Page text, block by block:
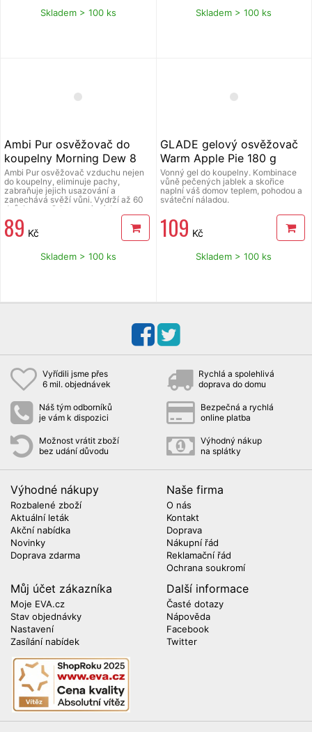
Skladem > 100 ks Skladem > 100 ks
Ambi Pur osvěžovač do
koupelny Morning Dew 8
ml
Ambi Pur osvěžovač vzduchu nejen
do koupelny, eliminuje pachy,
zabraňuje jejich usazování a
zanechává svěží vůni. Vydrží až 60
dnů, bez potřeby zapojení do
elektřiny.
89 Kč
Skladem > 100 ks
GLADE gelový osvěžovač
Warm Apple Pie 180 g
Vonný gel do koupelny. Kombinace
vůně pečených jablek a skořice
naplní váš domov teplem, pohodou a
sváteční náladou.
109 Kč
Skladem > 100 ks
Vyřídili jsme přes
6 mil. objednávek
Rychlá a spolehlivá
doprava do domu
Náš tým odborníků
je vám k dispozici
Bezpečná a rychlá
online platba
Možnost vrátit zboží
bez udání důvodu
Výhodný nákup
na splátky
Výhodné nákupy
Rozbalené zboží
Aktuální leták
Akční nabídka
Novinky
Doprava zdarma
Naše firma
O nás
Kontakt
Doprava
Nákupní řád
Reklamační řád
Ochrana soukromí
Můj účet zákazníka
Moje EVA.cz
Stav objednávky
Nastavení
Zasílání nabídek
Další informace
Časté dotazy
Nápověda
Facebook
Twitter